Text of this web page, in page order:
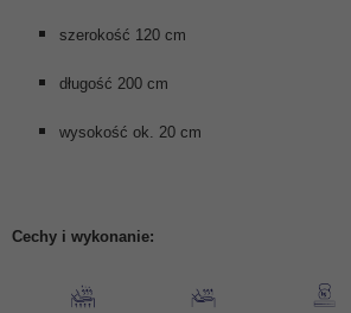
szerokość 120 cm
długość 200 cm
wysokość ok. 20 cm
Cechy i wykonanie: